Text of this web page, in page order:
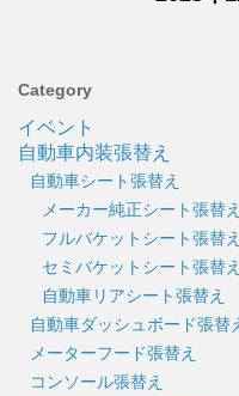
Category
イベント
自動車内装張替え
自動車シート張替え
メーカー純正シート張替え
フルバケットシート張替え
セミバケットシート張替え
自動車リアシート張替え
自動車ダッシュボード張替
メーターフード張替え
コンソール張替え